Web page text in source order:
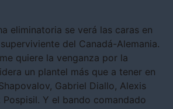
eliminatoria se verá las caras en
del Canadá-Alemania.
quiere la venganza por la
un plantel más que a tener en
Gabriel Diallo, Alexis
Pospisil. Y el bando comandado